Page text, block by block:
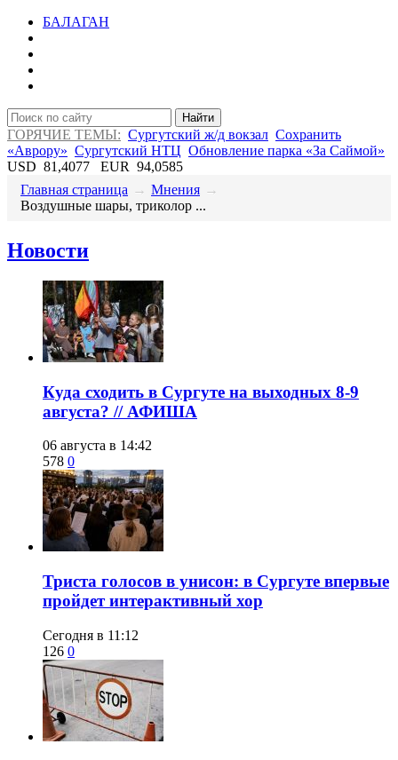
БАЛАГАН
Найти
ГОРЯЧИЕ ТЕМЫ: Сургутский ж/д вокзал Сохранить
«Аврору» Сургутский НТЦ Обновление парка «За Саймой»
USD 81,4077 EUR 94,0585
Главная страница → Мнения →
​Воздушные шары, триколор ...
Новости
​Куда сходить в Сургуте на выходных 8-9
августа? // АФИША
06 августа в 14:42
578 0
​Триста голосов в унисон: в Сургуте впервые
пройдет интерактивный хор
Сегодня в 11:12
126 0